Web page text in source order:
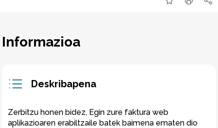
Informazioa
Deskribapena
Zerbitzu honen bidez, Egin zure faktura web
aplikazioaren erabiltzaile batek baimena ematen dio